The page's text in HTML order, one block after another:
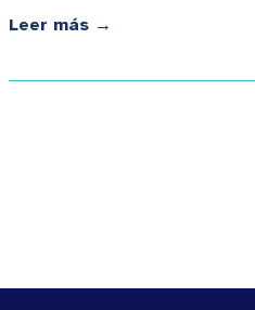
Leer más →